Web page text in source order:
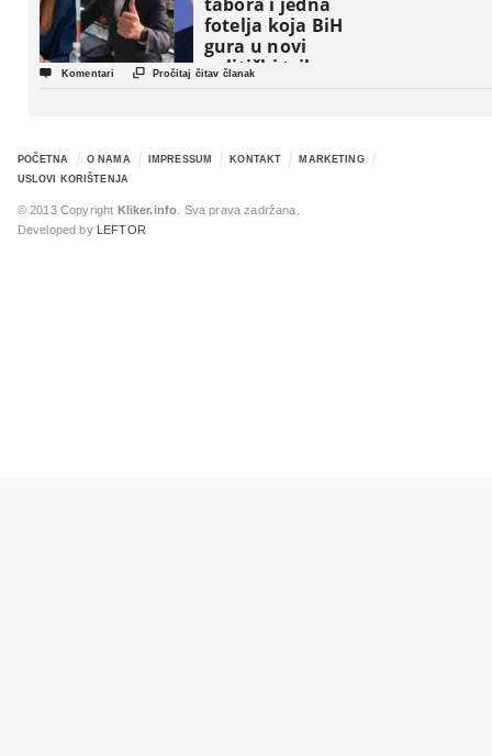
fotelja koja BiH
gura u novi
politički triler
 Komentari  Pročitaj čitav članak
POČETNA O NAMA IMPRESSUM KONTAKT
MARKETING
USLOVI KORIŠTENJA
© 2013 Copyright Kliker.info . Sva prava zadržana.
Developed by
LEFTOR